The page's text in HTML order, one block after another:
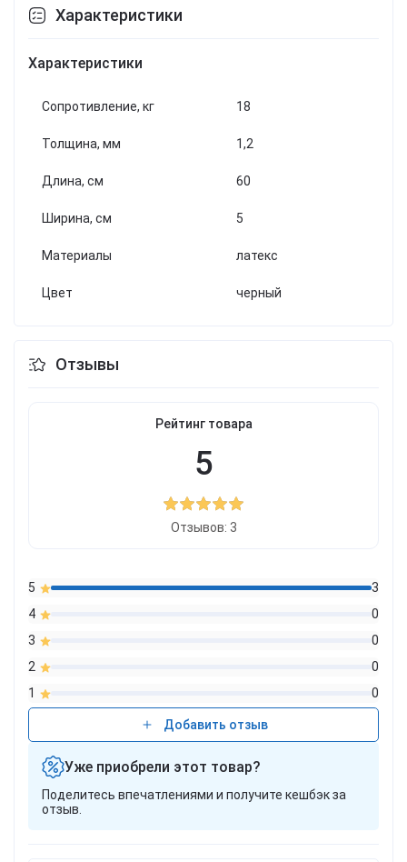
Характеристики
Характеристики
Сопротивление, кг 18
Толщина, мм 1,2
Длина, см 60
Ширина, см 5
Материалы латекс
Цвет черный
Отзывы
Рейтинг товара
5
Отзывов: 3
5
3
4
0
3
0
2
0
1
0
Добавить отзыв
Уже приобрели этот товар?
Поделитесь впечатлениями и получите кешбэк за
отзыв.